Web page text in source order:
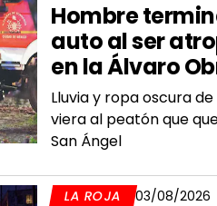
Hombre
auto al ser
en la Álvaro
Lluvia y ropa oscura
viera al peatón que
San Ángel
LA ROJA 03/08/2026